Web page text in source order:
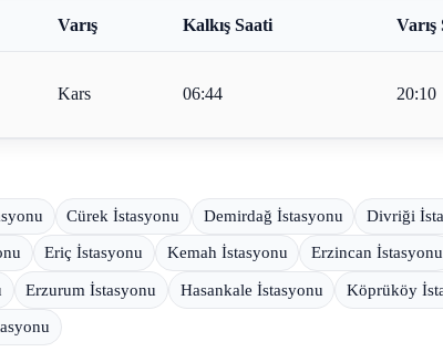
Varış Kalkış Saati Varış
Kars 06:44 20:10
Cürek İstasyonu Demirdağ İstasyonu Divriği
Eriç İstasyonu Kemah İstasyonu Erzincan İstasyonu
Erzurum İstasyonu Hasankale İstasyonu Köprüköy